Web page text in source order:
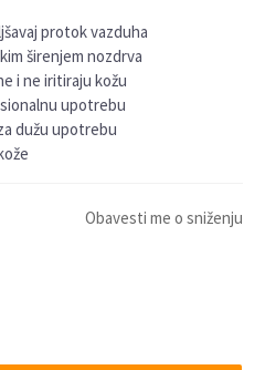
protok vazduha
širenjem nozdrva
i ne iritiraju kožu
upotrebu
dužu upotrebu
Obavesti me o sniženju